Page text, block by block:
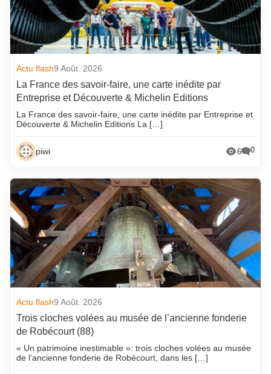
Actu flash9 Août. 2026
La France des savoir-faire, une carte inédite par
Entreprise et Découverte & Michelin Editions
La France des savoir-faire, une carte inédite par Entreprise et
Découverte & Michelin Editions La […]
piwi 6 0
Actu flash9 Août. 2026
Trois cloches volées au musée de l’ancienne fonderie
de Robécourt (88)
« Un patrimoine inestimable »: trois cloches volées au musée
de l’ancienne fonderie de Robécourt, dans les […]